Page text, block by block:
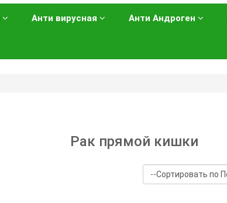
Анти вирусная Анти Андроген
Рак прямой кишки